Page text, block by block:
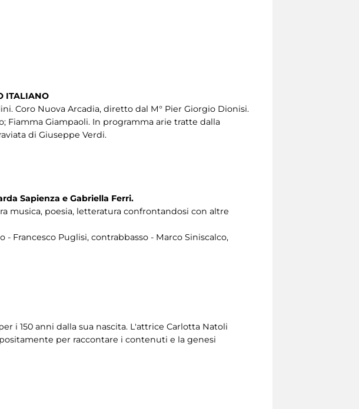
ITALIANO
Coro Nuova Arcadia, diretto dal M° Pier Giorgio Dionisi.
Fiamma Giampaoli. In programma arie tratte dalla
di Giuseppe Verdi.
Sapienza e Gabriella Ferri.
musica, poesia, letteratura confrontandosi con altre
Francesco Puglisi, contrabbasso - Marco Siniscalco,
i 150 anni dalla sua nascita. L'attrice Carlotta Natoli
per raccontare i contenuti e la genesi